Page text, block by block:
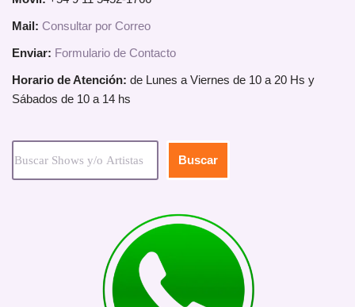
Mail: Consultar por Correo
Enviar: Formulario de Contacto
Horario de Atención: de Lunes a Viernes de 10 a 20 Hs y
Sábados de 10 a 14 hs
Buscar